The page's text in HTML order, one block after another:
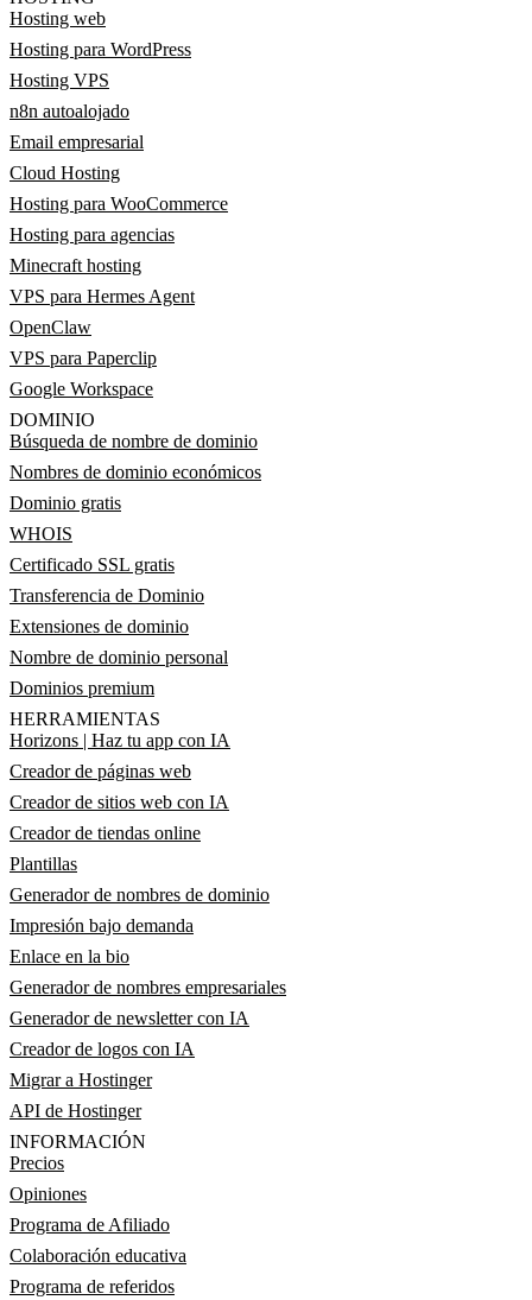
Hosting web
Hosting para WordPress
Hosting VPS
n8n autoalojado
Email empresarial
Cloud Hosting
Hosting para WooCommerce
Hosting para agencias
Minecraft hosting
VPS para Hermes Agent
OpenClaw
VPS para Paperclip
Google Workspace
DOMINIO
Búsqueda de nombre de dominio
Nombres de dominio económicos
Dominio gratis
WHOIS
Certificado SSL gratis
Transferencia de Dominio
Extensiones de dominio
Nombre de dominio personal
Dominios premium
HERRAMIENTAS
Horizons | Haz tu app con IA
Creador de páginas web
Creador de sitios web con IA
Creador de tiendas online
Plantillas
Generador de nombres de dominio
Impresión bajo demanda
Enlace en la bio
Generador de nombres empresariales
Generador de newsletter con IA
Creador de logos con IA
Migrar a Hostinger
API de Hostinger
INFORMACIÓN
Precios
Opiniones
Programa de Afiliado
Colaboración educativa
Programa de referidos